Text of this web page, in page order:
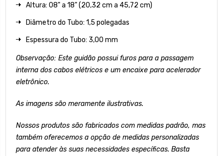
Altura: 08" a 18" (20,32 cm a 45,72 cm)
Diâmetro do Tubo: 1,5 polegadas
Espessura do Tubo: 3,00 mm
Observação: Este guidão possui furos para a passagem
interna dos cabos elétricos e um encaixe para acelerador
eletrônico.
As imagens são meramente ilustrativas.
Nossos produtos são fabricados com medidas padrão, mas
também oferecemos a opção de medidas personalizadas
para atender às suas necessidades específicas. Basta